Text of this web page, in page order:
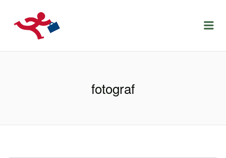
LOCURIDEMUNCACLUJ.NET
fotograf